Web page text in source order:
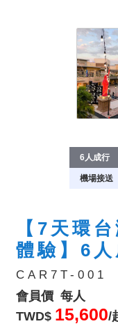
6人成行
機場接送
【7天環
體驗】6人
CAR7T-001
會員價 每人
TWD$ 15,600/